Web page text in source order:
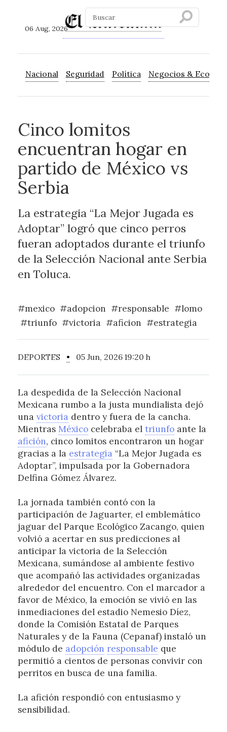
06 Aug, 2026
Nacional Seguridad Política Negocios &
Cinco lomitos
encuentran hogar en
partido de México vs
Serbia
La estrategia “La Mejor Jugada es
Adoptar” logró que cinco perros
fueran adoptados durante el triunfo
de la Selección Nacional ante Serbia
en Toluca.
#mexico #adopcion #responsable #lomo
#triunfo #victoria #aficion #estrategia
DEPORTES • 05 Jun, 2026 19:20 h
La despedida de la Selección Nacional
Mexicana rumbo a la justa mundialista dejó
una victoria dentro y fuera de la cancha.
Mientras Méxicocelebraba el triunfoante la
afición, cinco lomitos encontraron un hogar
gracias a la estrategia “La Mejor Jugada es
Adoptar”, impulsada por la Gobernadora
Delfina Gómez Álvarez.
La jornada también contó con la
participación de Jaguarter, el emblemático
jaguar del Parque Ecológico Zacango, quien
volvió a acertar en sus predicciones al
anticipar la victoria de la Selección
Mexicana, sumándose al ambiente festivo
que acompañó las actividades organizadas
alrededor del encuentro. Con el marcador a
favor de México, la emoción se vivió en las
inmediaciones del estadio Nemesio Díez,
donde la Comisión Estatal de Parques
Naturales y de la Fauna (Cepanaf) instaló un
módulo de adopción responsable que
permitió a cientos de personas convivir con
perritos en busca de una familia.
La afición respondió con entusiasmo y
sensibilidad.